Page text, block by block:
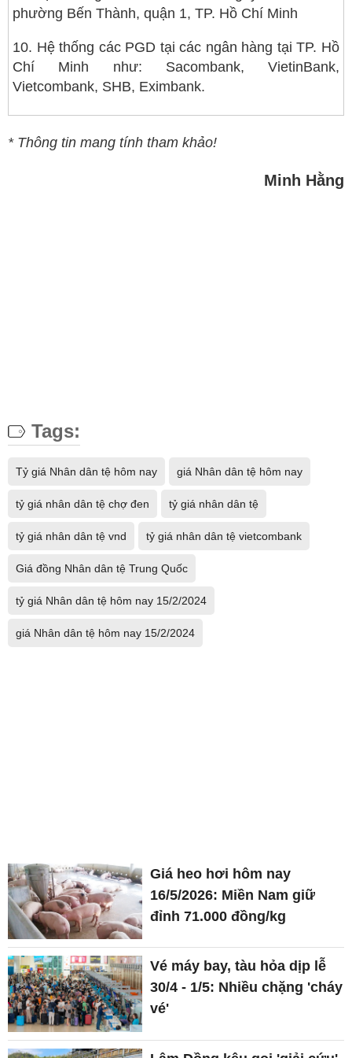
phường Bến Thành, quận 1, TP. Hồ Chí Minh
10. Hệ thống các PGD tại các ngân hàng tại TP. Hồ
Chí Minh như: Sacombank, VietinBank,
Vietcombank, SHB, Eximbank.
* Thông tin mang tính tham khảo!
Minh Hằng
Tags:
Tỷ giá Nhân dân tệ hôm nay giá Nhân dân tệ hôm nay
tỷ giá nhân dân tệ chợ đen tỷ giá nhân dân tệ
tỷ giá nhân dân tệ vnd tỷ giá nhân dân tệ vietcombank
Giá đồng Nhân dân tệ Trung Quốc
tỷ giá Nhân dân tệ hôm nay 15/2/2024
giá Nhân dân tệ hôm nay 15/2/2024
Giá heo hơi hôm nay
16/5/2026: Miền Nam giữ
đỉnh 71.000 đồng/kg
Vé máy bay, tàu hỏa dịp lễ
30/4 - 1/5: Nhiều chặng 'cháy
vé'